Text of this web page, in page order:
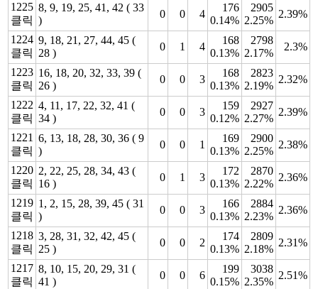
1225
클릭
8, 9, 19, 25, 41, 42 ( 33
)
0 0 4
176
0.14%
2905
2.25%
2.39%
1224
클릭
9, 18, 21, 27, 44, 45 (
28 )
0 1 4
168
0.13%
2798
2.17%
2.3%
1223
클릭
16, 18, 20, 32, 33, 39 (
26 )
0 0 3
168
0.13%
2823
2.19%
2.32%
1222
클릭
4, 11, 17, 22, 32, 41 (
34 )
0 0 3
159
0.12%
2927
2.27%
2.39%
1221
클릭
6, 13, 18, 28, 30, 36 ( 9
)
0 0 1
169
0.13%
2900
2.25%
2.38%
1220
클릭
2, 22, 25, 28, 34, 43 (
16 )
0 1 3
172
0.13%
2870
2.22%
2.36%
1219
클릭
1, 2, 15, 28, 39, 45 ( 31
)
0 0 3
166
0.13%
2884
2.23%
2.36%
1218
클릭
3, 28, 31, 32, 42, 45 (
25 )
0 0 2
174
0.13%
2809
2.18%
2.31%
1217
클릭
8, 10, 15, 20, 29, 31 (
41 )
0 0 6
199
0.15%
3038
2.35%
2.51%